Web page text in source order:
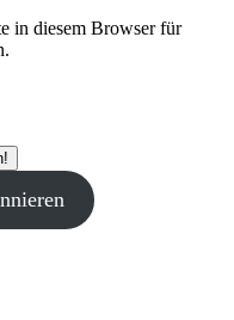
in diesem Browser für